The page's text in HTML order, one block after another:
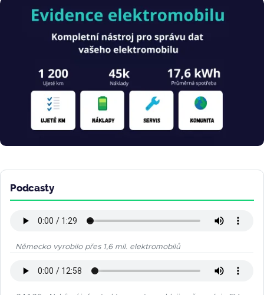
Obrázek
Podcasty
Německo vyrobilo přes 1,6 mil. elektromobilů